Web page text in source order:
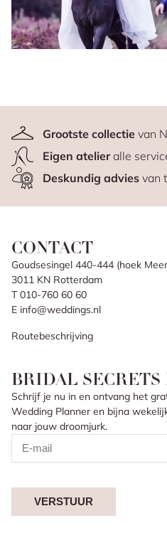
Grootste collectievan
Eigen atelieralle
Deskundig adviesvan
CONTACT
Goudsesingel 440-444 (hoek
3011 KN Rotterdam
T 010-760 60 60
E info@weddings.nl
Routebeschrijving
BRIDAL SECRETS
Schrijf je nu in en ontvang het
Wedding Planner en bijna
naar jouw droomjurk.
VERSTUUR